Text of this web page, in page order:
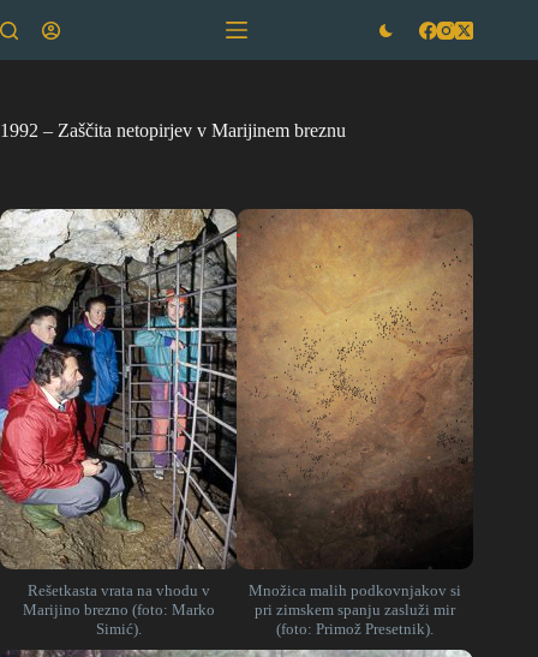
to
1992 – Zaščita netopirjev v Marijinem breznu
Rešetkasta vrata na vhodu v
Marijino brezno (foto: Marko
Simić).
Množica malih podkovnjakov si
pri zimskem spanju zasluži mir
(foto: Primož Presetnik).